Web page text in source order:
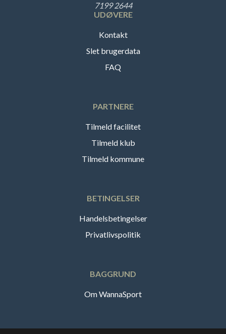
7199 2644
UDØVERE
Kontakt
Slet brugerdata
FAQ
PARTNERE
Tilmeld facilitet
Tilmeld klub
Tilmeld kommune
BETINGELSER
Handelsbetingelser
Privatlivspolitik
BAGGRUND
Om WannaSport